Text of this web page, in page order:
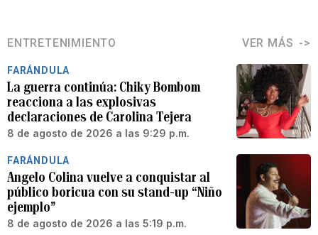
ENTRETENIMIENTO VER MÁS
FARÁNDULA
La guerra continúa: Chiky Bombom
reacciona a las explosivas
declaraciones de Carolina Tejera
8 de agosto de 2026 a las 9:29 p.m.
FARÁNDULA
Angelo Colina vuelve a conquistar al
público boricua con su stand-up “Niño
ejemplo”
8 de agosto de 2026 a las 5:19 p.m.